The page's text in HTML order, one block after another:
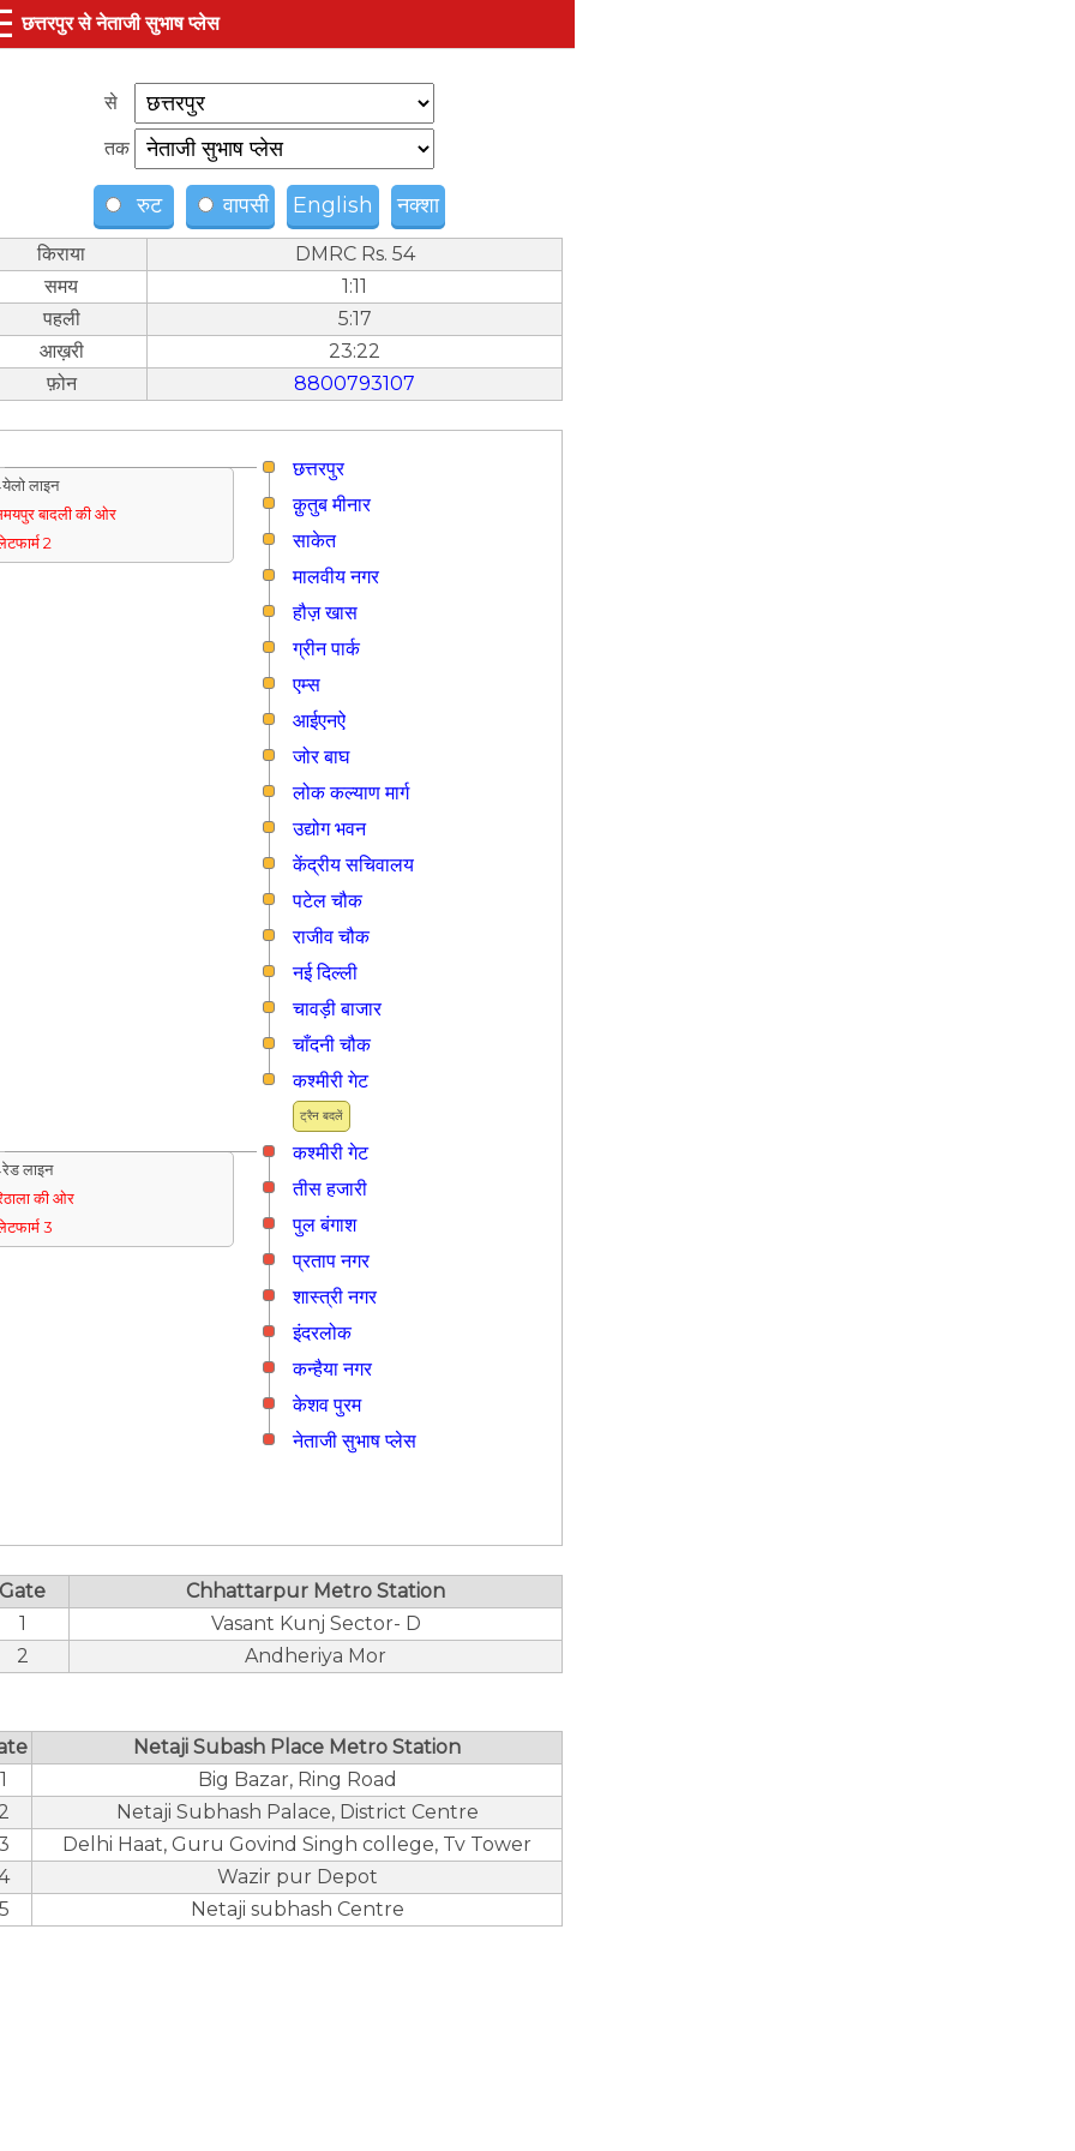
छत्तरपुर से नेताजी सुभाष प्लेस
से
तक
रुट वापसी English नक्शा
किराया
DMRC Rs. 54
समय
1:11
पहली
5:17
आख़री
23:22
फ़ोन
8800793107
छत्तरपुर
लाइन
बादली की ओर
2
क़ुतुब मीनार
साकेत
मालवीय नगर
हौज़ खास
ग्रीन पार्क
एम्स
आईएनऐ
जोर बाघ
लोक कल्याण मार्ग
उद्योग भवन
केंद्रीय सचिवालय
पटेल चौक
राजीव चौक
नई दिल्ली
चावड़ी बाजार
चाँदनी चौक
ट्रैन बदलें
कश्मीरी गेट
कश्मीरी गेट
लाइन
की ओर
3
तीस हजारी
पुल बंगाश
प्रताप नगर
शास्त्री नगर
इंदरलोक
कन्हैया नगर
केशव पुरम
नेताजी सुभाष प्लेस
Gate
Chhattarpur Metro Station
1
Vasant Kunj Sector- D
2
Andheriya Mor
Netaji Subash Place Metro Station
1
Big Bazar, Ring Road
Netaji Subhash Palace, District Centre
Delhi Haat, Guru Govind Singh college, Tv Tower
Wazir pur Depot
Netaji subhash Centre